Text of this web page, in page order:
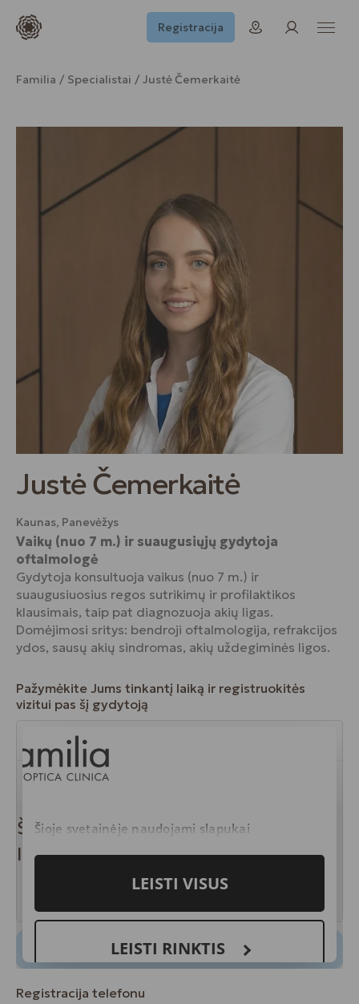
Registracija
Familia Specialistai Justė Čemerkaitė
Justė Čemerkaitė
Kaunas, Panevėžys
Vaikų (nuo 7 m.) ir suaugusiųjų gydytoja
oftalmologė
Gydytoja konsultuoja vaikus (nuo 7 m.) ir
suaugusiuosius regos sutrikimų ir profilaktikos
klausimais, taip pat diagnozuoja akių ligas.
Domėjimosi sritys: bendroji oftalmologija, refrakcijos
ydos, sausų akių sindromas, akių uždegiminės ligos.
Pažymėkite Jums tinkantį laiką ir registruokitės
vizitui pas šį gydytoją
Registracija telefonu